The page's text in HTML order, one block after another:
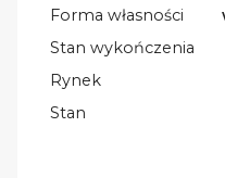
Forma własności
Stan wykończenia
Rynek
Stan